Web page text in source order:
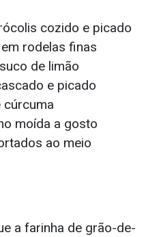
cozido e picado
rodelas finas
de limão
e picado
moída a gosto
ao meio
a farinha de grão-de-